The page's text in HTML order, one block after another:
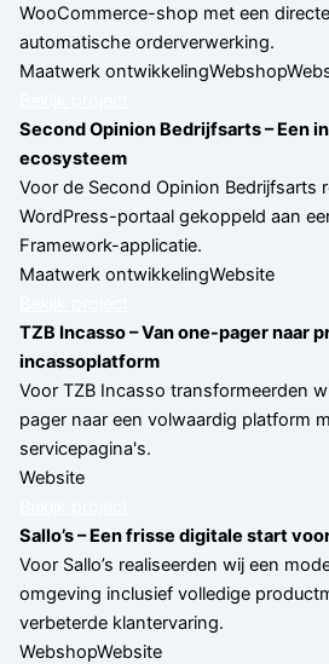
WooCommerce-shop met een
automatische orderverwerking.
Maatwerk ontwikkelingWebshop
Second Opinion Bedrijfsarts – Een
ecosysteem
Voor de Second Opinion Bedrijfsarts
WordPress-portaal gekoppeld aan
Framework-applicatie.
Maatwerk ontwikkelingWebsite
TZB Incasso – Van one-pager naar
incassoplatform
Voor TZB Incasso transformeerden
pager naar een volwaardig platform
servicepagina's.
Website
Sallo’s – Een frisse digitale start
Voor Sallo’s realiseerden wij een
omgeving inclusief volledige
verbeterde klantervaring.
WebshopWebsite